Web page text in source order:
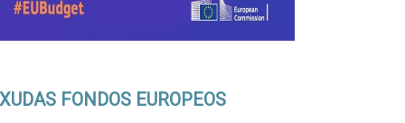
FONDOS EUROPEOS